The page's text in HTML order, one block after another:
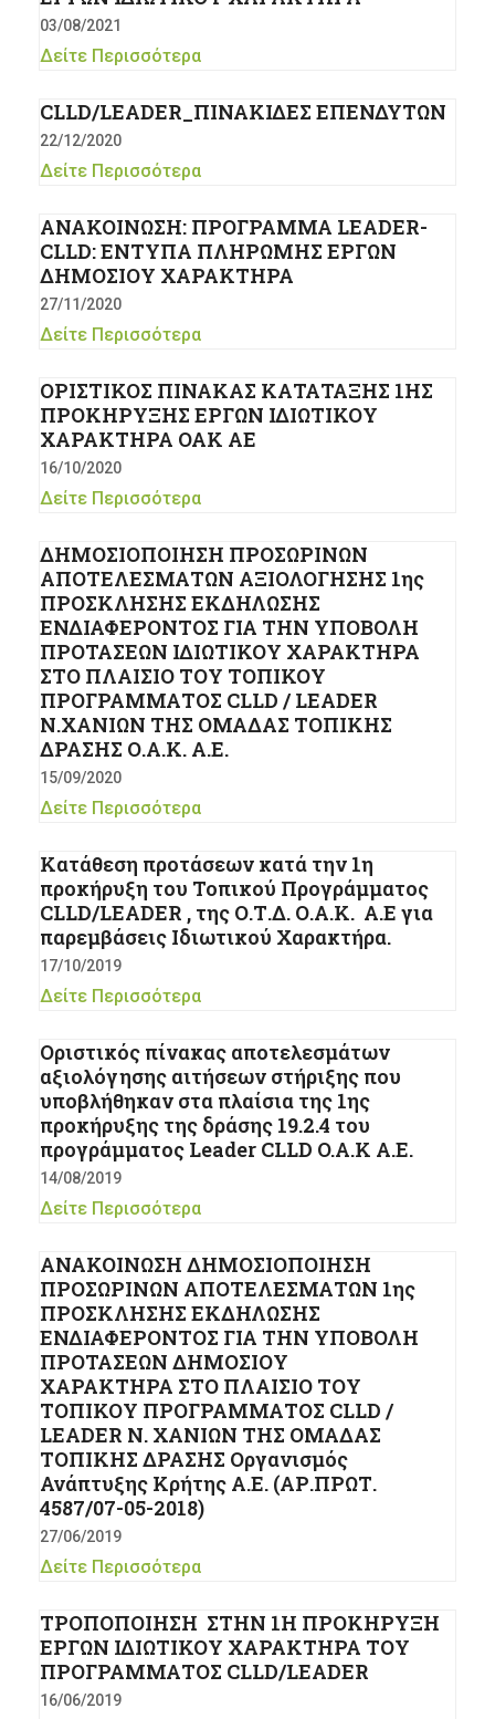
03/08/2021
Δείτε Περισσότερα
CLLD/LEADER_ΠΙΝΑΚΙΔΕΣ ΕΠΕΝΔΥΤΩΝ
22/12/2020
Δείτε Περισσότερα
ΑΝΑΚΟΙΝΩΣΗ: ΠΡΟΓΡΑΜΜΑ LEADER-
CLLD: ΕΝΤΥΠΑ ΠΛΗΡΩΜΗΣ ΕΡΓΩΝ
ΔΗΜΟΣΙΟΥ ΧΑΡΑΚΤΗΡΑ
27/11/2020
Δείτε Περισσότερα
ΟΡΙΣΤΙΚΟΣ ΠΙΝΑΚΑΣ ΚΑΤΑΤΑΞΗΣ 1ΗΣ
ΠΡΟΚΗΡΥΞΗΣ ΕΡΓΩΝ ΙΔΙΩΤΙΚΟΥ
ΧΑΡΑΚΤΗΡΑ ΟΑΚ ΑΕ
16/10/2020
Δείτε Περισσότερα
ΔΗΜΟΣΙΟΠΟΙΗΣΗ ΠΡΟΣΩΡΙΝΩΝ
ΑΠΟΤΕΛΕΣΜΑΤΩΝ ΑΞΙΟΛΟΓΗΣΗΣ 1ης
ΠΡΟΣΚΛΗΣΗΣ ΕΚΔΗΛΩΣΗΣ
ΕΝΔΙΑΦΕΡΟΝΤΟΣ ΓΙΑ ΤΗΝ ΥΠΟΒΟΛΗ
ΠΡΟΤΑΣΕΩΝ ΙΔΙΩΤΙΚΟΥ ΧΑΡΑΚΤΗΡΑ
ΣΤΟ ΠΛΑΙΣΙΟ ΤΟΥ ΤΟΠΙΚΟΥ
ΠΡΟΓΡΑΜΜΑΤΟΣ CLLD / LEADER
Ν.ΧΑΝΙΩΝ ΤΗΣ ΟΜΑΔΑΣ ΤΟΠΙΚΗΣ
ΔΡΑΣΗΣ Ο.Α.Κ. Α.Ε.
15/09/2020
Δείτε Περισσότερα
Κατάθεση προτάσεων κατά την 1η
προκήρυξη του Τοπικού Προγράμματος
CLLD/LEADER , της Ο.Τ.Δ. Ο.Α.Κ. Α.Ε για
παρεμβάσεις Ιδιωτικού Χαρακτήρα.
17/10/2019
Δείτε Περισσότερα
Οριστικός πίνακας αποτελεσμάτων
αξιολόγησης αιτήσεων στήριξης που
υποβλήθηκαν στα πλαίσια της 1ης
προκήρυξης της δράσης 19.2.4 του
προγράμματος Leader CLLD O.A.K A.E.
14/08/2019
Δείτε Περισσότερα
ΑΝΑΚΟΙΝΩΣΗ ΔΗΜΟΣΙΟΠΟΙΗΣΗ
ΠΡΟΣΩΡΙΝΩΝ ΑΠΟΤΕΛΕΣΜΑΤΩΝ 1ης
ΠΡΟΣΚΛΗΣΗΣ ΕΚΔΗΛΩΣΗΣ
ΕΝΔΙΑΦΕΡΟΝΤΟΣ ΓΙΑ ΤΗΝ ΥΠΟΒΟΛΗ
ΠΡΟΤΑΣΕΩΝ ΔΗΜΟΣΙΟΥ
ΧΑΡΑΚΤΗΡΑ ΣΤΟ ΠΛΑΙΣΙΟ ΤΟΥ
ΤΟΠΙΚΟΥ ΠΡΟΓΡΑΜΜΑΤΟΣ CLLD /
LEADER Ν. ΧΑΝΙΩΝ ΤΗΣ ΟΜΑΔΑΣ
ΤΟΠΙΚΗΣ ΔΡΑΣΗΣ Οργανισμός
Ανάπτυξης Κρήτης Α.Ε. (ΑΡ.ΠΡΩΤ.
4587/07-05-2018)
27/06/2019
Δείτε Περισσότερα
ΤΡΟΠΟΠΟΙΗΣΗ ΣΤΗΝ 1Η ΠΡΟΚΗΡΥΞΗ
ΕΡΓΩΝ ΙΔΙΩΤΙΚΟΥ ΧΑΡΑΚΤΗΡΑ ΤΟΥ
ΠΡΟΓΡΑΜΜΑΤΟΣ CLLD/LEADER
16/06/2019